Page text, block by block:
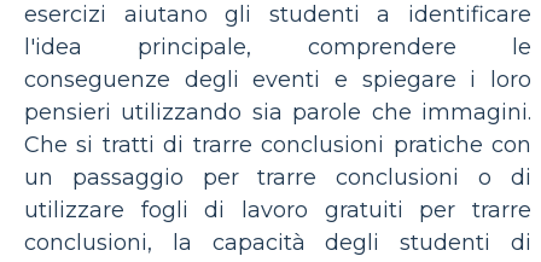
esercizi aiutano gli studenti a identificare
l'idea principale, comprendere le
conseguenze degli eventi e spiegare i loro
pensieri utilizzando sia parole che immagini.
Che si tratti di trarre conclusioni pratiche con
un passaggio per trarre conclusioni o di
utilizzare fogli di lavoro gratuiti per trarre
conclusioni, la capacità degli studenti di